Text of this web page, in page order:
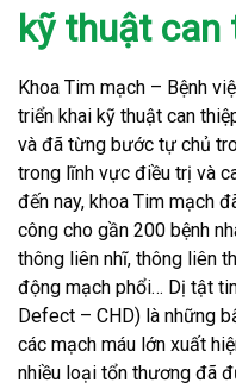
kỹ thuật can
Khoa Tim mạch – Bệnh
triển khai kỹ thuật can
và đã từng bước tự chủ
trong lĩnh vực điều trị và
đến nay, khoa Tim mạch
công cho gần 200 bệnh
thông liên nhĩ, thông liên
động mạch phổi… Dị tật
Defect – CHD) là những
các mạch máu lớn xuất
nhiều loại tổn thương đã